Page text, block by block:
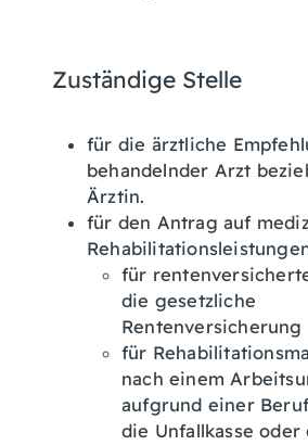
Zuständige Stelle
für die ärztliche
behandelnder Arzt
Ärztin.
für den Antrag auf
für
die gesetzliche
Rentenversicherung
für
nach einem
aufgrund einer
die Unfallkasse oder